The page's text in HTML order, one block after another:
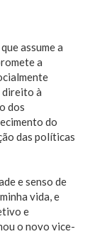
assume a
a
direito à
dos
do
das políticas
e senso de
vida, e
e
o novo vice-